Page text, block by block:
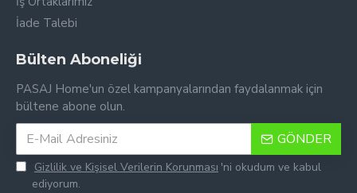
İade Talebi
Bülten Aboneliği
PASAJ Home'un özel kampanyalarından faydalanmak için
bültene abone olun.
GÖNDER
Gizlilik ve Kişisel Verilerin Korunması 'ni okudum ve kabul
ediyorum.